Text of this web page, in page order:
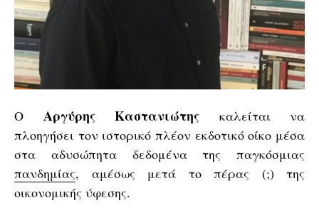
Ο Αργύρης Καστανιώτης καλείται να
πλοηγήσει τον ιστορικό πλέον εκδοτικό οίκο μέσα
στα αδυσώπητα δεδομένα της παγκόσμιας
πανδημίας, αμέσως μετά το πέρας (;) της
οικονομικής ύφεσης.